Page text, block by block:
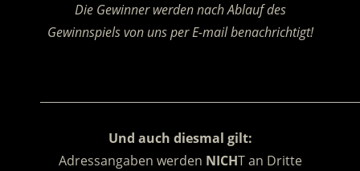
Die Gewinner werden nach Ablauf des
Gewinnspiels von uns per E-mail benachrichtigt!
Und auch diesmal gilt:
Adressangaben werden NICHT an Dritte